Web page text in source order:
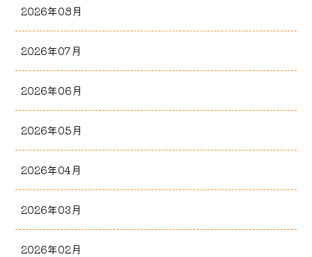
2026年08月
2026年07月
2026年06月
2026年05月
2026年04月
2026年03月
2026年02月